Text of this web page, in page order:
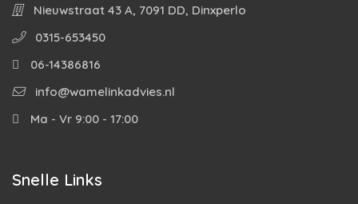
Nieuwstraat 43 A, 7091 DD, Dinxperlo
0315-653450
06-14386816
info@wamelinkadvies.nl
Ma - Vr 9:00 - 17:00
Snelle Links